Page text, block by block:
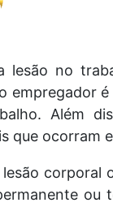
lesão no
empregador
Além
que ocorram
corporal
ou